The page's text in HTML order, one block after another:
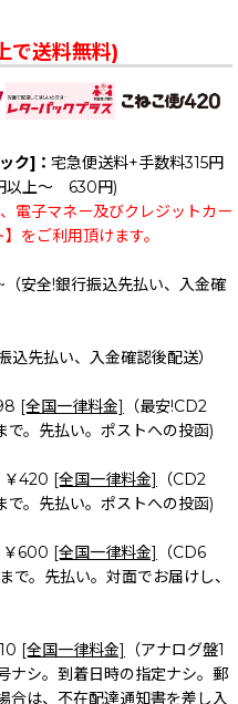
で送料無料)
ク]： 宅急便送料+手数料315円
以上～ 630円)
電子マネー及びクレジットカー
をご利用頂けます。
（安全!銀行振込先払い、入金確
込先払い、入金確認後配送）
[全国一律料金]
（最安!CD2
。先払い。ポストへの投函)
￥420 [全国一律料金]
（CD2
。先払い。ポストへの投函)
￥600 [全国一律料金]
（CD6
。先払い。対面でお届けし、
[全国一律料金]
（アナログ盤1
ナシ。到着日時の指定ナシ。郵
合は、不在配達通知書を差し入